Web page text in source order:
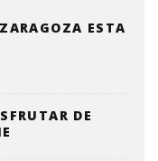
ESTA
DE